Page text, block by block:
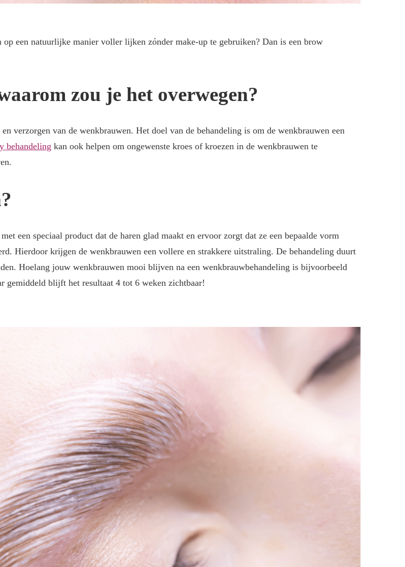
een natuurlijke manier voller lijken zónder make-up te gebruiken? Dan is een brow
zou je het overwegen?
verzorgen van de wenkbrauwen. Het doel van de behandeling is om de wenkbrauwen een
behandeling kan ook helpen om ongewenste kroes of kroezen in de wenkbrauwen te
een speciaal product dat de haren glad maakt en ervoor zorgt dat ze een bepaalde vorm
Hierdoor krijgen de wenkbrauwen een vollere en strakkere uitstraling. De behandeling duurt
Hoelang jouw wenkbrauwen mooi blijven na een wenkbrauwbehandeling is bijvoorbeeld
gemiddeld blijft het resultaat 4 tot 6 weken zichtbaar!